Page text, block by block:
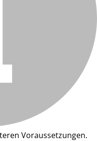
Voraussetzungen.